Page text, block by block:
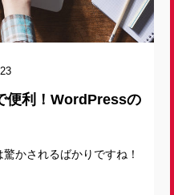
便利！WordPressの
かされるばかりですね！